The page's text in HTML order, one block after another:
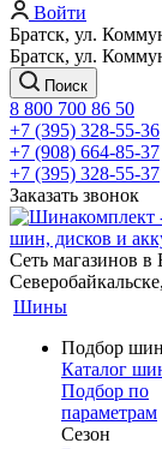
Войти
Братск, ул.
Братск, ул.
Поиск
8 800 700 86 50
+7 (395) 328-55-36
+7 (908) 664-85-37
+7 (395) 328-55-37
Заказать звонок
Сеть магазинов в
Шины
Подбор шин
Каталог
Подбор по
параметрам
Сезон